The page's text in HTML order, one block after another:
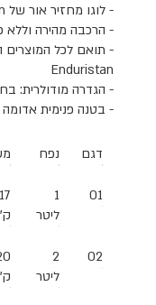
- לוגו מחזיר אור של
- הרכבה מהירה וללא
- תואם לכל
Enduristan
- הגדרה מודולרית:
- בטנה פנימית אדומה
דגם נפח
01
1
ליטר
02
2
ליטר